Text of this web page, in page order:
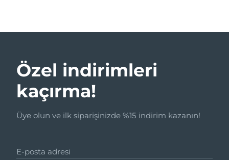
Özel indirimleri
kaçırma!
Üye olun ve ilk siparişinizde %15 indirim kazanın!
E-posta adresi